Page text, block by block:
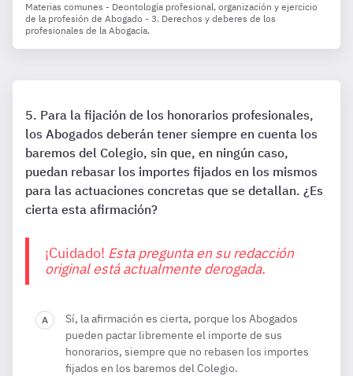
Materias comunes - Deontología profesional, organización y ejercicio
de la profesión de Abogado - 3. Derechos y deberes de los
profesionales de la Abogacía.
Para la fijación de los honorarios profesionales,
los Abogados deberán tener siempre en cuenta los
baremos del Colegio, sin que, en ningún caso,
puedan rebasar los importes fijados en los mismos
para las actuaciones concretas que se detallan. ¿Es
cierta esta afirmación?
¡Cuidado! Esta pregunta en su redacción
original está actualmente derogada.
Sí, la afirmación es cierta, porque los Abogados
pueden pactar libremente el importe de sus
honorarios, siempre que no rebasen los importes
fijados en los baremos del Colegio.